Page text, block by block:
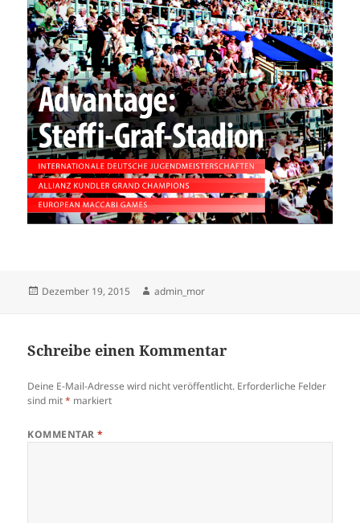
Veröffentlicht
Dezember 19, 2015 Autor
admin_mor
Schreibe einen Kommentar
Deine E-Mail-Adresse wird nicht veröffentlicht. Erforderliche Felder
sind mit* markiert
KOMMENTAR*